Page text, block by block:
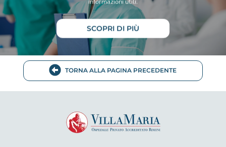
SCOPRI DI PIÙ
TORNA ALLA PAGINA PRECEDENTE